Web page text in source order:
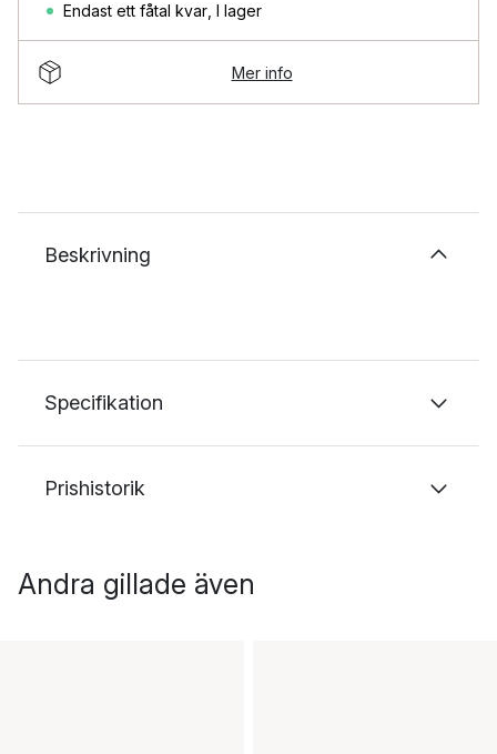
Endast ett fåtal kvar I lager
Mer info
Beskrivning
Specifikation
Prishistorik
Andra gillade även